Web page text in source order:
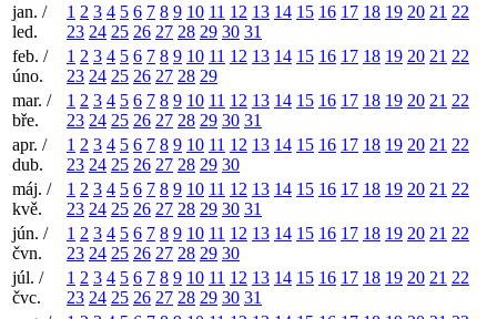
jan. /
led.
1 2 3 4 5 6 7 8 9 10 11 12 13 14 15 16 17 18 19 20 21 22
23 24 25 26 27 28 29 30 31
feb. /
úno.
1 2 3 4 5 6 7 8 9 10 11 12 13 14 15 16 17 18 19 20 21 22
23 24 25 26 27 28 29
mar. /
bře.
1 2 3 4 5 6 7 8 9 10 11 12 13 14 15 16 17 18 19 20 21 22
23 24 25 26 27 28 29 30 31
apr. /
dub.
1 2 3 4 5 6 7 8 9 10 11 12 13 14 15 16 17 18 19 20 21 22
23 24 25 26 27 28 29 30
máj. /
kvě.
1 2 3 4 5 6 7 8 9 10 11 12 13 14 15 16 17 18 19 20 21 22
23 24 25 26 27 28 29 30 31
jún. /
čvn.
1 2 3 4 5 6 7 8 9 10 11 12 13 14 15 16 17 18 19 20 21 22
23 24 25 26 27 28 29 30
júl. /
čvc.
1 2 3 4 5 6 7 8 9 10 11 12 13 14 15 16 17 18 19 20 21 22
23 24 25 26 27 28 29 30 31